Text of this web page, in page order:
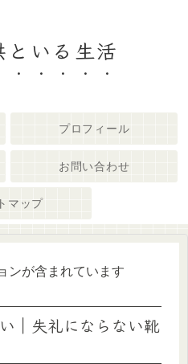
といる生活
プロフィール
お問い合わせ
マップ
ンが含まれています
｜失礼にならない靴